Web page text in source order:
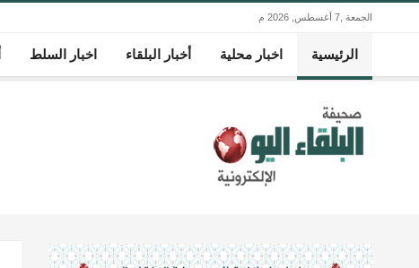
الجمعة ,7 أغسطس, 2026 م
الرئيسية اخبار محلية أخبار البلقاء اخبار السلط